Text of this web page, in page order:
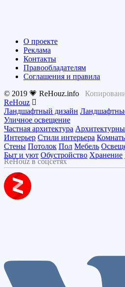
О проекте
Реклама
Контакты
Правообладателям
Соглашения и правила
© 2019 💗 ReHouz.info
ReHouz
Ландшафтный дизайн
Уличное освещение
Частная архитектура
Интерьер Стили интерьера
Стены Потолок Пол Мебель
Быт и уют Обустройство Хранение
ReHouz в соцсетях